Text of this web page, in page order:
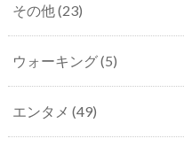
その他(23)
ウォーキング(5)
エンタメ (49)